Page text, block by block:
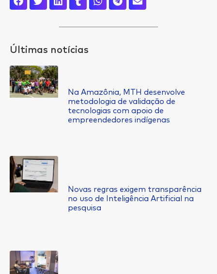
Últimas notícias
Na Amazônia, MTH desenvolve
metodologia de validação de
tecnologias com apoio de
empreendedores indígenas
Novas regras exigem transparência
no uso de Inteligência Artificial na
pesquisa